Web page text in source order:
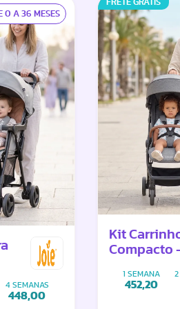
0 A 36 MESES
4 SEMANAS
448,00
FRETE GRÁTIS
Kit
Compacto
Conectores
1 SEMANA
452,20
2